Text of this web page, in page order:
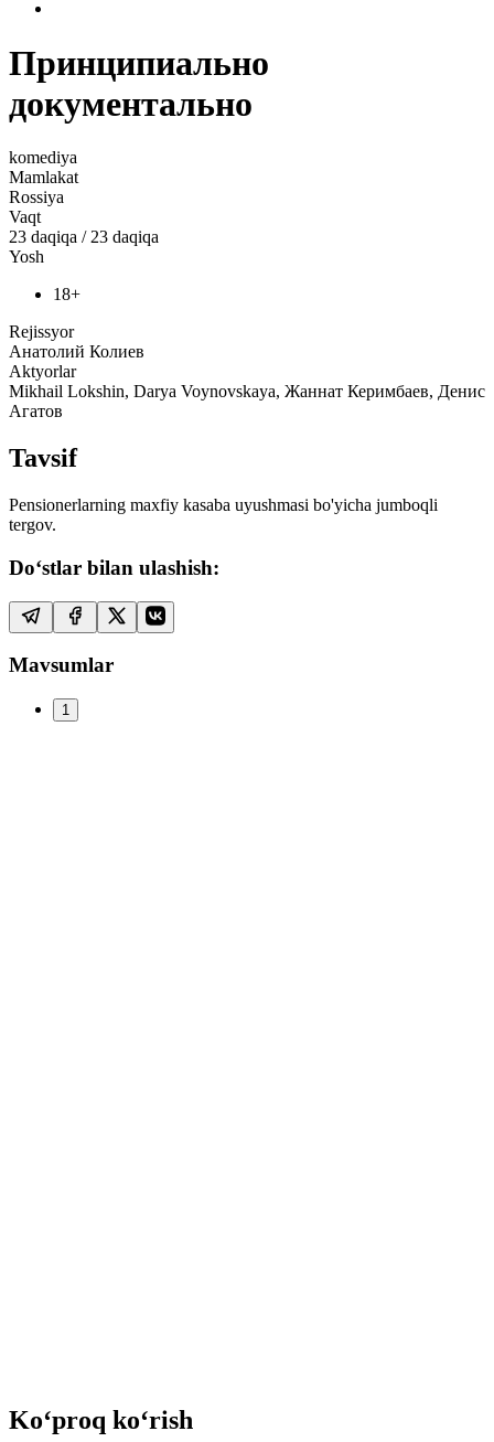
Принципиально
документально
komediya
Mamlakat
Rossiya
Vaqt
23 daqiqa / 23 daqiqa
Yosh
18+
Rejissyor
Анатолий Колиев
Aktyorlar
Mikhail Lokshin, Darya Voynovskaya, Жаннат Керимбаев, Денис
Агатов
Tavsif
Pensionerlarning maxfiy kasaba uyushmasi bo'yicha jumboqli
tergov.
Do‘stlar bilan ulashish:
Mavsumlar
1
Ko‘proq ko‘rish